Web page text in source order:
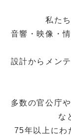
私た
音響・映像・
設計からメン
多数の官公庁
な
75年以上にわ